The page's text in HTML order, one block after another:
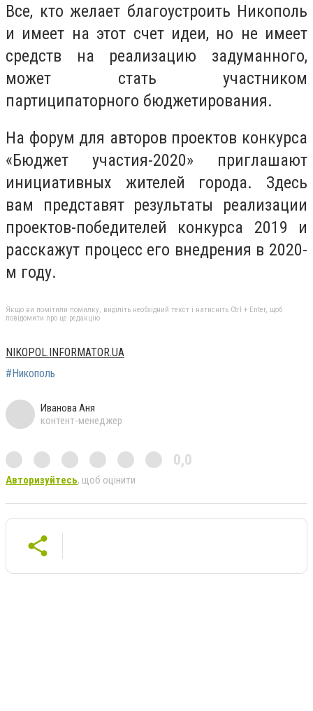
Все, кто желает благоустроить Никополь
и имеет на этот счет идеи, но не имеет
средств на реализацию задуманного,
может стать участником
партиципаторного бюджетирования.
На форум для авторов проектов конкурса
«Бюджет участия-2020» приглашают
инициативных жителей города. Здесь
вам представят результаты реализации
проектов-победителей конкурса 2019 и
расскажут процесс его внедрения в 2020-
м году.
Якщо ви помітили помилку, виділіть необхідний текст і натисніть Ctrl + Enter, щоб
повідомити про це редакцію
NIKOPOL.INFORMATOR.UA
#Никополь
Иванова Аня
контент-менеджер
0,0
Авторизуйтесь, щоб оцінити